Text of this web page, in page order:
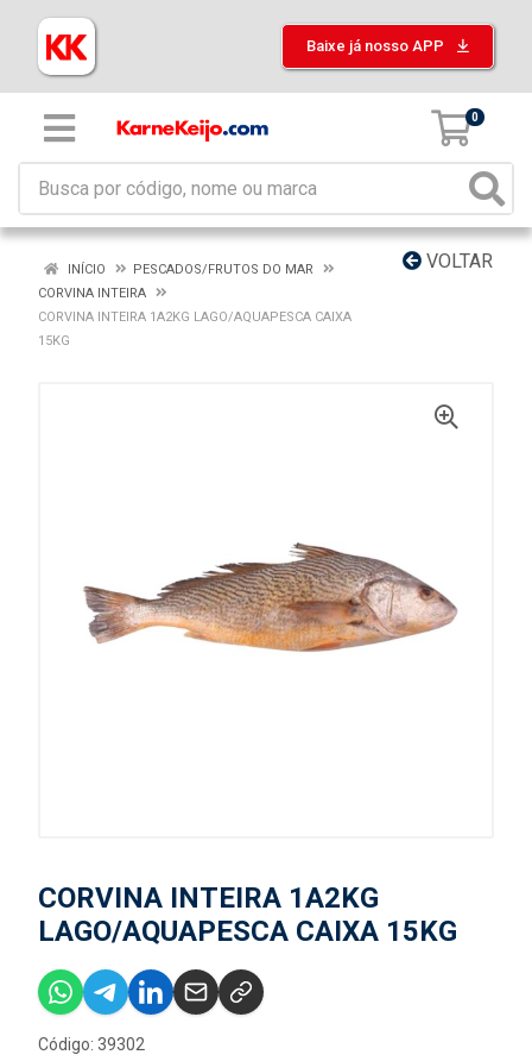
Baixe já nosso APP
0
VOLTAR
INÍCIO
PESCADOS/FRUTOS DO MAR
CORVINA INTEIRA
CORVINA INTEIRA 1A2KG LAGO/AQUAPESCA CAIXA
15KG
CORVINA INTEIRA 1A2KG
LAGO/AQUAPESCA CAIXA 15KG
Código: 39302